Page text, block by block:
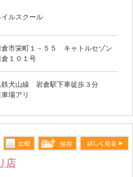
イルスクール
倉市栄町１－５５ キャトルセゾン
倉１０１号
鉄犬山線 岩倉駅下車徒歩３分
場アリ
店
比較す
る